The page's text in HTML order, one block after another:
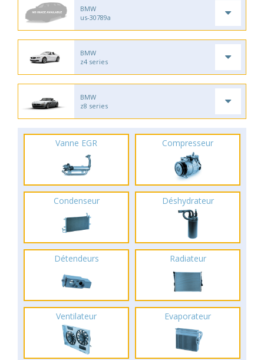
BMW
us-30789a
BMW
z4 series
BMW
z8 series
Vanne EGR Compresseur
Condenseur Déshydrateur
Détendeurs Radiateur
Ventilateur Evaporateur